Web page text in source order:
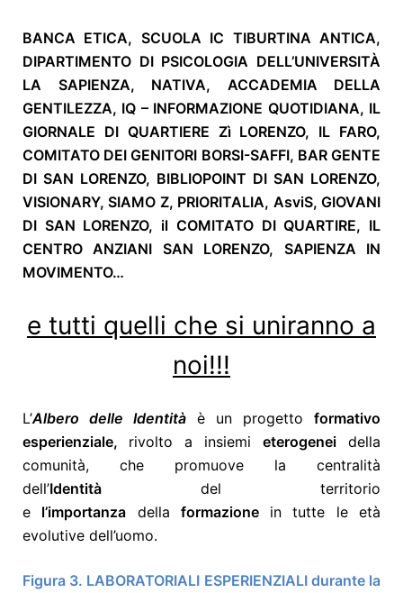
BANCA ETICA, SCUOLA IC TIBURTINA ANTICA,
DIPARTIMENTO DI PSICOLOGIA DELL’UNIVERSITÀ
LA SAPIENZA, NATIVA, ACCADEMIA DELLA
GENTILEZZA, IQ – INFORMAZIONE QUOTIDIANA, IL
GIORNALE DI QUARTIERE Zì LORENZO, IL FARO,
COMITATO DEI GENITORI BORSI-SAFFI, BAR GENTE
DI SAN LORENZO, BIBLIOPOINT DI SAN LORENZO,
VISIONARY, SIAMO Z, PRIORITALIA, AsviS, GIOVANI
DI SAN LORENZO, il COMITATO DI QUARTIRE, IL
CENTRO ANZIANI SAN LORENZO, SAPIENZA IN
MOVIMENTO…
e tutti quelli che si uniranno a
noi!!!
L’Albero delle Identità è un progetto formativo
esperienziale, rivolto a insiemi eterogenei della
comunità, che promuove la centralità
dell’Identità del territorio
e l’importanza della formazionein tutte le età
evolutive dell’uomo.
Figura 3. LABORATORIALI ESPERIENZIALI durante la